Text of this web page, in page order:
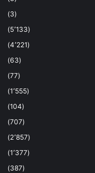
(3)
(5٬133)
(4٬221)
(63)
(77)
(1٬555)
(104)
(707)
(2٬857)
(1٬377)
(387)